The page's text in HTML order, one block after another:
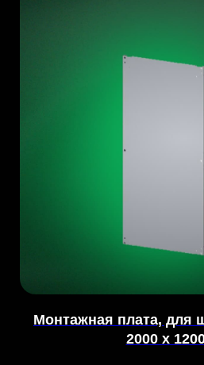
Монтажная плата, для
2000 x